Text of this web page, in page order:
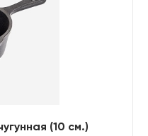
(10 см.)